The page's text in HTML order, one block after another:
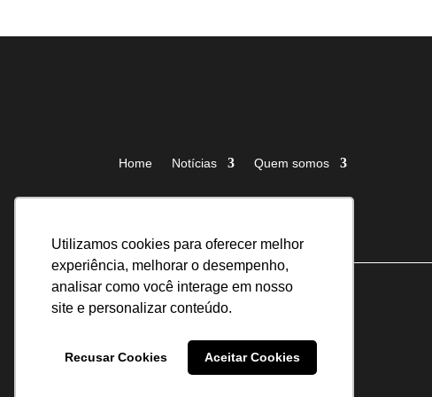
Utilizamos cookies para oferecer melhor
experiência, melhorar o desempenho,
analisar como você interage em nosso
site e personalizar conteúdo.
Recusar Cookies Aceitar Cookies
Home Notícias Quem somos